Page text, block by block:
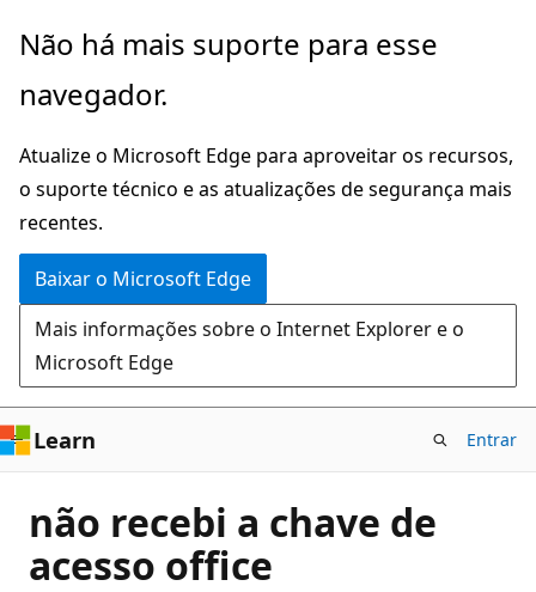
Pular
o
principal
Não há mais suporte para esse
navegador.
Atualize o Microsoft Edge para aproveitar os recursos,
o suporte técnico e as atualizações de segurança mais
recentes.
Baixar o Microsoft Edge
Mais informações sobre o Internet Explorer e o
Microsoft Edge
Learn Entrar
não recebi a chave de
acesso office